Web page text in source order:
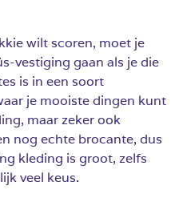
wilt scoren, moet je
vestiging gaan als je die
is in een soort
je mooiste dingen kunt
maar zeker ook
nog echte brocante, dus
kleding is groot, zelfs
veel keus.